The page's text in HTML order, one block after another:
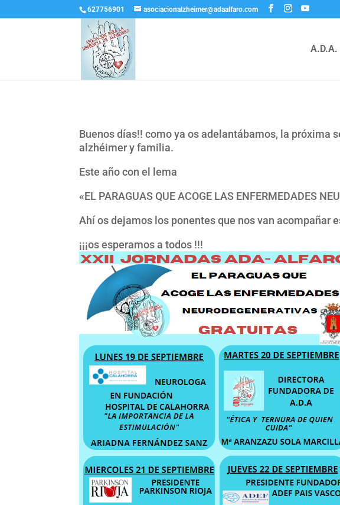
627756901 asociacionalzheimer@adaalfaro.com
Buenos días!! como ya os adelantábamos, la próxima
alzhéimer y familia.
Este año con el lema
«EL PARAGUAS QUE ACOGE LAS ENFERMEDADES
Ahí os dejamos los ponentes que nos van acompañar
¡¡¡os esperamos a todos !!!